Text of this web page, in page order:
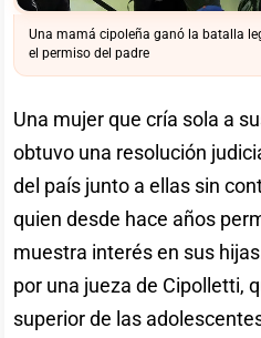
Una mamá cipoleña ganó la batalla
el permiso del padre
Una mujer que cría sola a
obtuvo una resolución
del país junto a ellas sin
quien desde hace años
muestra interés en sus
por una jueza de Cipolletti,
superior de las